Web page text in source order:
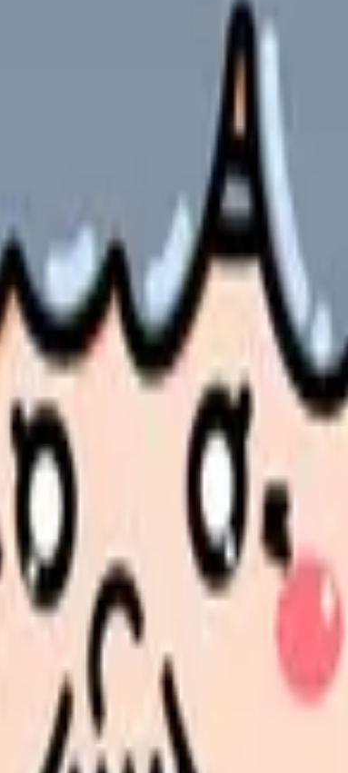
し話してみませんか。
のか、辞めるべきか、少し休むべきかを一緒に整
べられます。
募前に確認したい不安を分けて整理してみてくだ
に直せます